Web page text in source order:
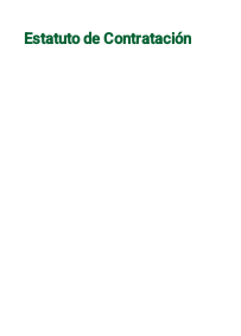
Estatuto de Contratación